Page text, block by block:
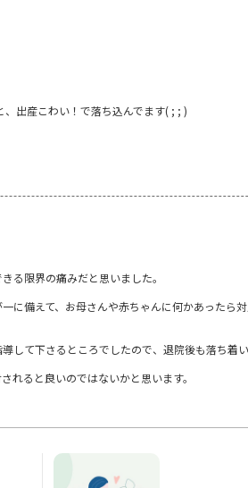
出産こわい！で落ち込んでます( ; ; )
る限界の痛みだと思いました。
に備えて、お母さんや赤ちゃんに何かあったら
して下さるところでしたので、退院後も落ち着
れると良いのではないかと思います。